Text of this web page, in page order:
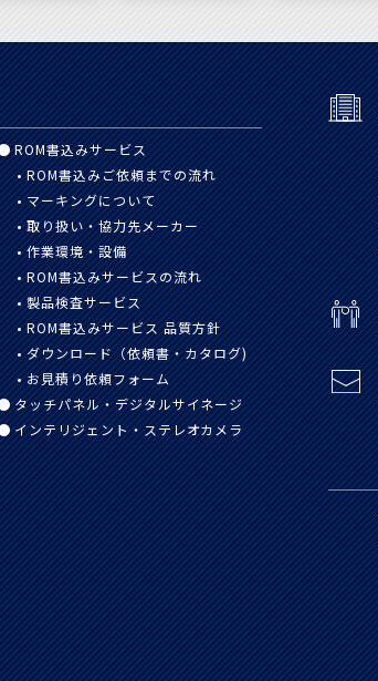
ROM書込みサービス
ROM書込みご依頼までの流れ
マーキングについて
取り扱い・協力先メーカー
作業環境・設備
ROM書込みサービスの流れ
製品検査サービス
ROM書込みサービス 品質方針
ダウンロード（依頼書・カタログ)
お見積り依頼フォーム
タッチパネル・デジタルサイネージ
インテリジェント・ステレオカメラ